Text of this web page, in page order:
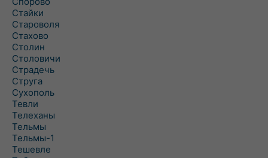
Стайки
Староволя
Стахово
Столин
Столовичи
Страдечь
Струга
Сухополь
Тевли
Телеханы
Тельмы
Тельмы-1
Тешевле